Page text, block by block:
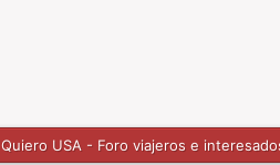
Quiero USA - Foro viajeros e